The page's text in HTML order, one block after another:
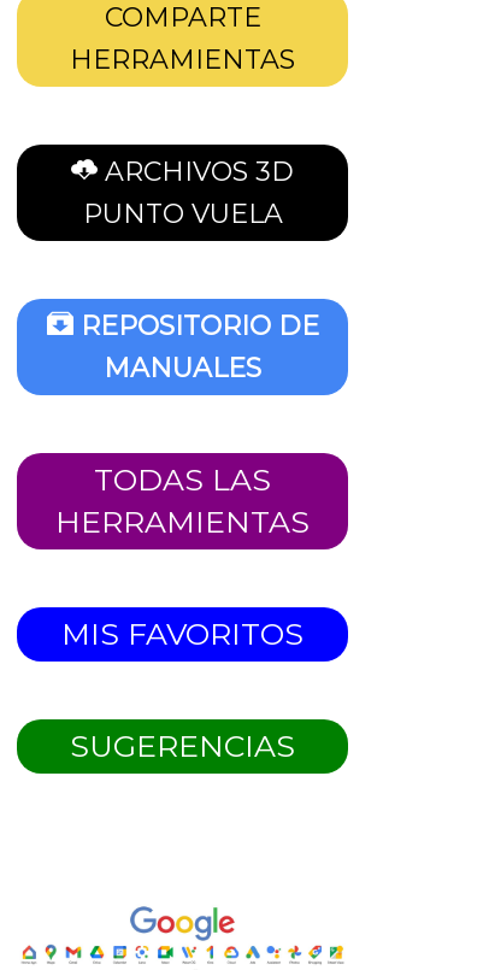
COMPARTE
HERRAMIENTAS
ARCHIVOS 3D
PUNTO VUELA
REPOSITORIO DE
MANUALES
TODAS LAS
HERRAMIENTAS
MIS FAVORITOS
SUGERENCIAS